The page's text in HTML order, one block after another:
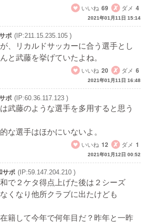
いいね 69 ダメ 4
2021年01月11日 15:14
ポ (IP:211.15.235.105 )
、リカルドサッカーに合う選手とし
と武藤を挙げていたよね。
いいね 20 ダメ 6
2021年01月11日 16:48
ポ (IP:60.36.117.123 )
武藤のような選手を多用すると思う
な選手はほかにいないよ。
いいね 12 ダメ 1
2021年01月12日 00:52
サポ (IP:59.147.204.210 )
で２ケタ得点上げた後は２シーズ
くなり他所クラブに出たけども
籍して今年で何年目だ？昨年と一昨